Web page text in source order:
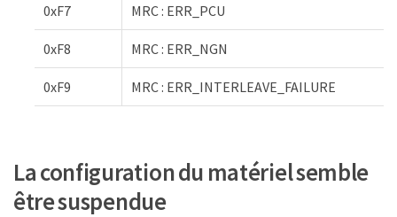
0xF7 MRC : ERR_PCU
0xF8 MRC : ERR_NGN
0xF9 MRC : ERR_INTERLEAVE_FAILURE
La configuration du matériel semble
être suspendue